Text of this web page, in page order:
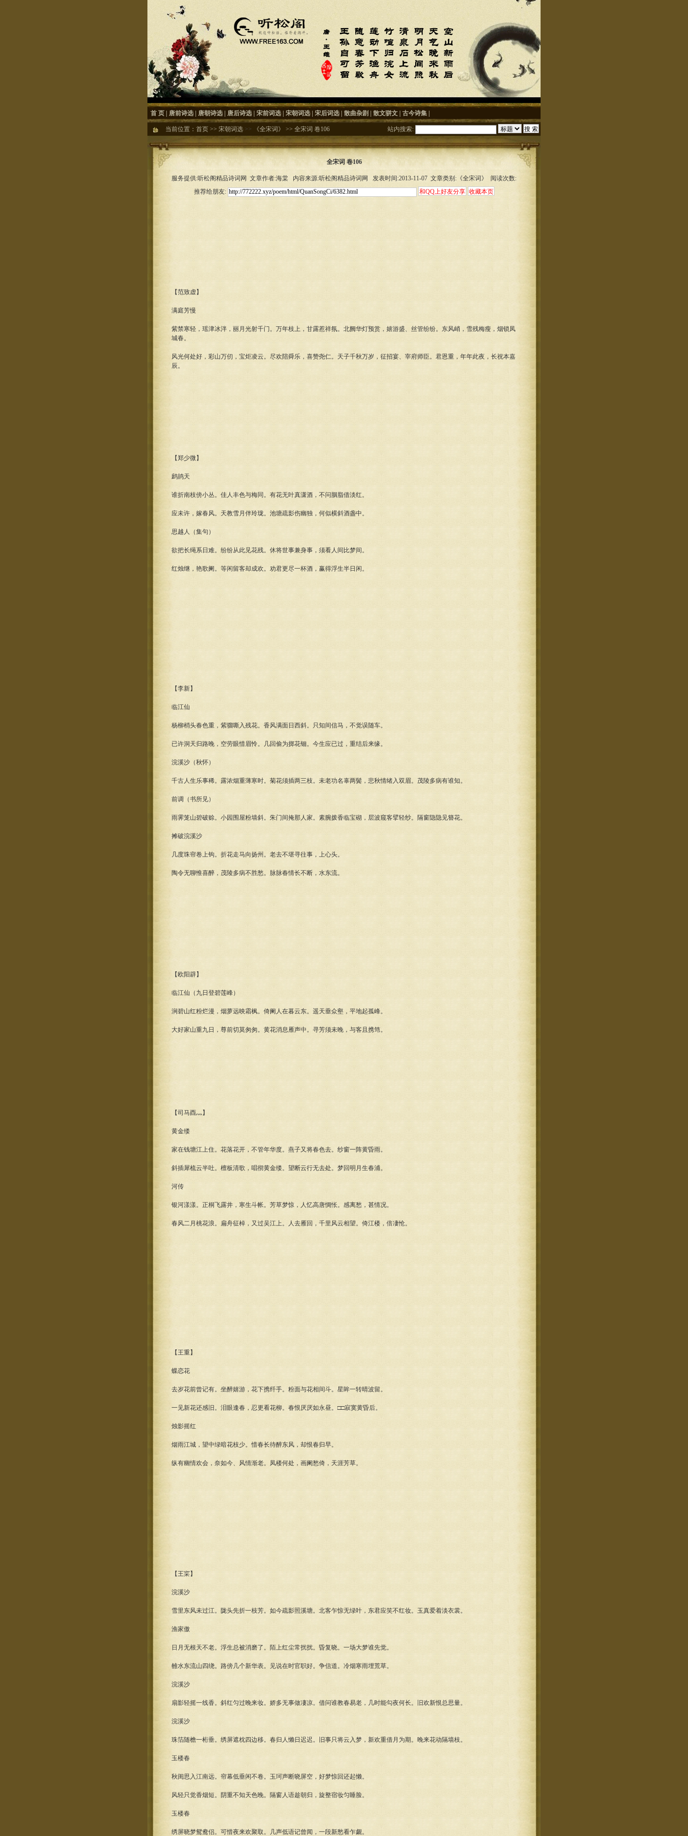
首 页 唐前诗选 唐朝诗选 唐后诗选 宋前词选 宋朝词选 宋后词选 散曲杂剧 散文骈文 古今诗集
当前位置： 首页 >> 宋朝词选 >> 《全宋词》 >> 全宋词 卷106 站内搜索:
全宋词 卷106
服务提供:听松阁精品诗词网 文章作者:海棠 内容来源:听松阁精品诗词网 发表时间:2013-11-07 文章类别:《全宋词》 阅读次数:
推荐给朋友:
【范致虚】
满庭芳慢
紫禁寒轻，瑶津冰泮，丽月光射千门。万年枝上，甘露惹祥氛。北阙华灯预赏，嬉游盛、丝管纷纷。东风峭，雪残梅瘦，烟锁凤
城春。
风光何处好，彩山万仞，宝炬凌云。尽欢陪舜乐，喜赞尧仁。天子千秋万岁，征招宴、宰府师臣。君恩重，年年此夜，长祝本嘉
辰。
【郑少微】
鹧鸪天
谁折南枝傍小丛。佳人丰色与梅同。有花无叶真潇酒，不问胭脂借淡红。
应未许，嫁春风。天教雪月伴玲珑。池塘疏影伤幽独，何似横斜酒盏中。
思越人（集句）
欲把长绳系日难。纷纷从此见花残。休将世事兼身事，须看人间比梦间。
红烛继，艳歌阑。等闲留客却成欢。劝君更尽一杯酒，赢得浮生半日闲。
【李新】
临江仙
杨柳梢头春色重，紫骝嘶入残花。香风满面日西斜。只知间信马，不觉误随车。
已许洞天归路晚，空劳眼惜眉怜。几回偷为掷花钿。今生应已过，重结后来缘。
浣溪沙（秋怀）
千古人生乐事稀。露浓烟重薄寒时。菊花须插两三枝。未老功名辜两鬓，悲秋情绪入双眉。茂陵多病有谁知。
前调（书所见）
雨霁笼山碧破赊。小园围屋粉墙斜。朱门间掩那人家。素腕拨香临宝砌，层波窥客擘轻纱。隔窗隐隐见簪花。
摊破浣溪沙
几度珠帘卷上钩。折花走马向扬州。老去不堪寻往事，上心头。
陶令无聊惟喜醉，茂陵多病不胜愁。脉脉春情长不断，水东流。
【欧阳辟】
临江仙（九日登碧莲峰）
涧碧山红粉烂漫，烟萝远映霜枫。倚阑人在暮云东。遥天垂众壑，平地起孤峰。
大好家山重九日，尊前切莫匆匆。黄花消息雁声中。寻芳须未晚，与客且携筇。
【司马酉灬】
黄金缕
家在钱塘江上住。花落花开，不管年华度。燕子又将春色去。纱窗一阵黄昏雨。
斜插犀梳云半吐。檀板清歌，唱彻黄金缕。望断云行无去处。梦回明月生春浦。
河传
银河漾漾。正桐飞露井，寒生斗帐。芳草梦惊，人忆高唐惆怅。感离愁，甚情况。
春风二月桃花浪。扁舟征棹，又过吴江上。人去雁回，千里风云相望。倚江楼，倍凄怆。
【王重】
蝶恋花
去岁花前曾记有。坐醉嬉游，花下携纤手。粉面与花相间斗。星眸一转晴波留。
一见新花还感旧。泪眼逢春，忍更看花柳。春恨厌厌如永昼。□□寂寞黄昏后。
烛影摇红
烟雨江城，望中绿暗花枝少。惜春长待醉东风，却恨春归早。
纵有幽情欢会，奈如今、风情渐老。凤楼何处，画阑愁倚，天涯芳草。
【王寀】
浣溪沙
雪里东风未过江。陇头先折一枝芳。如今疏影照溪塘。北客乍惊无绿叶，东君应笑不红妆。玉真爱着淡衣裳。
渔家傲
日月无根天不老。浮生总被消磨了。陌上红尘常扰扰。昏复晓。一场大梦谁先觉。
雒水东流山四绕。路傍几个新华表。见说在时官职好。争信道。冷烟寒雨埋荒草。
浣溪沙
扇影轻摇一线香。斜红匀过晚来妆。娇多无事做凄凉。借问谁教春易老，几时能勾夜何长。旧欢新恨总思量。
浣溪沙
珠箔随檐一桁垂。绣屏遮枕四边移。春归人懒日迟迟。旧事只将云入梦，新欢重借月为期。晚来花动隔墙枝。
玉楼春
秋闺思入江南远。帘幕低垂闲不卷。玉珂声断晓屏空，好梦惊回还起懒。
风轻只觉香烟短。阴重不知天色晚。隔窗人语趁朝归，旋整宿妆匀睡脸。
玉楼春
绣屏晓梦鸳鸯侣。可惜夜来欢聚取。几声低语记曾闻，一段新愁看乍觑。